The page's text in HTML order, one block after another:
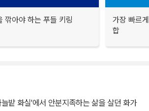
깎아야 하는 푸들 키링
가장 빠르
합
밭 화실'에서 안분지족하는 삶을 살던 화가